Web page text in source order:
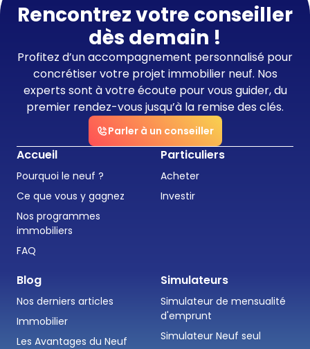
Rencontrez votre conseiller
dès demain !
Profitez d’un accompagnement personnalisé pour
concrétiser votre projet immobilier neuf. Nos
experts sont à votre écoute pour vous guider, du
premier rendez-vous jusqu’à la remise des clés.
Parler à un conseiller
Accueil
Pourquoi le neuf ?
Ce que vous y gagnez
Nos programmes
immobiliers
FAQ
Particuliers
Acheter
Investir
Blog
Nos derniers articles
Immobilier
Les Avantages du Neuf
Simulateurs
Simulateur de mensualité
d'emprunt
Simulateur Neuf seul